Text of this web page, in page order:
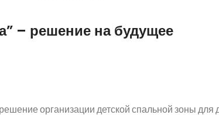
– решение на будущее
организации детской спальной зоны для